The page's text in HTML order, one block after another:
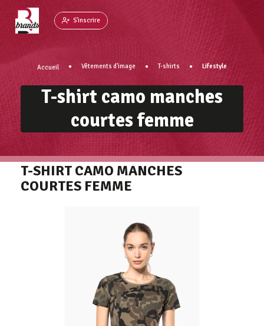
S'inscrire
Accueil Vêtements d'image T-shirts Lifestyle
T-shirt camo manches
courtes femme
T-SHIRT CAMO MANCHES
COURTES FEMME
Panneau de gestion des cookies